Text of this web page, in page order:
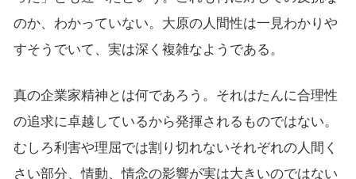
のか、わかっていない。大原の人間性は一見わかりや
すそうでいて、実は深く複雑なようである。
真の企業家精神とは何であろう。それはたんに合理性
の追求に卓越しているから発揮されるものではない。
むしろ利害や理屈では割り切れないそれぞれの人間く
さい部分、情動、情念の影響が実は大きいのではない